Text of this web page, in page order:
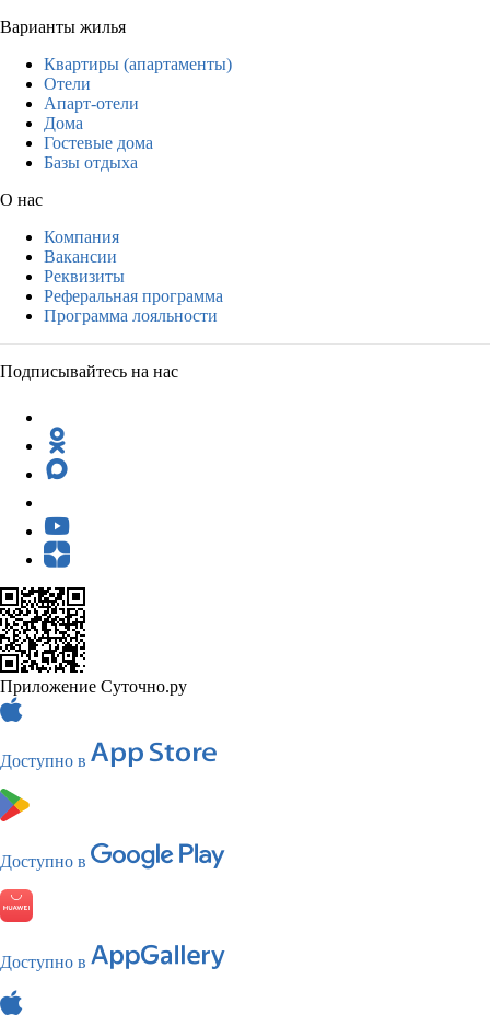
Варианты жилья
Квартиры (апартаменты)
Отели
Апарт-отели
Дома
Гостевые дома
Базы отдыха
О нас
Компания
Вакансии
Реквизиты
Реферальная программа
Программа лояльности
Подписывайтесь на нас
Приложение Суточно.ру
Доступно в
Доступно в
Доступно в